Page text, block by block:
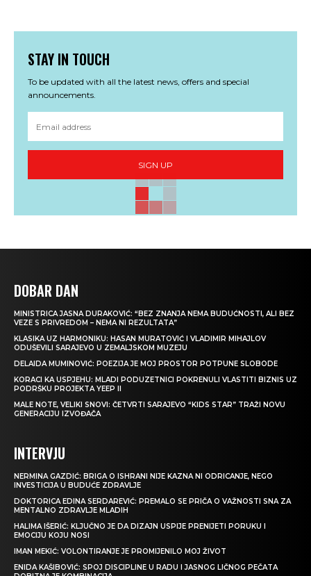
STAY IN TOUCH
To be updated with all the latest news, offers and special
announcements.
SIGN UP
DOBAR DAN
MINISTRICA JASNA DURAKOVIĆ: “BEZ ZNANJA NEMA BUDUĆNOSTI, ALI BEZ
VEZE S PRIVREDOM – NEMA NI REZULTATA”
KLASIKA UZ HARMONIKU: HASAN MURATOVIĆ I VLADIMIR MIHAJLOV
ODUŠEVILI SARAJEVO U ZEMALJSKOM MUZEJU
DELAIDA MUMINOVIĆ: POEZIJA JE MOJ PROSTOR POTPUNE SLOBODE
KORACI KA USPJEHU: MLADI PODUZETNICI POKRENULI VLASTITI BIZNIS UZ
PODRŠKU PROJEKTA YEEP II
MALE NOTE, VELIKI SNOVI: ČETVRTI SARAJEVO “KIDS STAR” TRAŽI NOVU
GENERACIJU IZVOĐAČA
INTERVJU
NERMINA GAZDIĆ: BRIGA O ISHRANI NIJE KAZNA NI ODRICANJE, NEGO
INVESTICIJA U BUDUĆE ZDRAVLJE
DOKTORICA EDINA SERDAREVIĆ: PREMALO SE PRIČA O VAŽNOSTI SNA ZA
MENTALNO ZDRAVLJE MLADIH
HALIMA IŠERIĆ: KLJUČNO JE DA DIZAJN USPIJE PRENIJETI PORUKU I
EMOCIJU KOJU NOSI
IMAN MEKIĆ: VOLONTIRANJE JE PROMIJENILO MOJ ŽIVOT
ENIDA KAŠIBOVIĆ: SPOJ DISCIPLINE U RADU I JASNOG LIČNOG PEČATA